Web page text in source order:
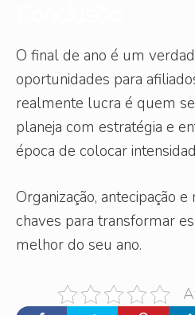
O final de ano é um
oportunidades para
realmente lucra é quem
planeja com estratégia e
época de colocar
Organização, antecipação
chaves para transformar
melhor do seu ano.